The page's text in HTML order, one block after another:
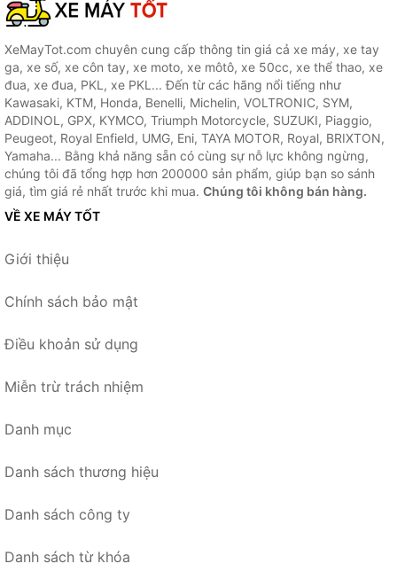
XeMayTot.com chuyên cung cấp thông tin giá cả xe máy, xe tay
ga, xe số, xe côn tay, xe moto, xe môtô, xe 50cc, xe thể thao, xe
đua, xe đua, PKL, xe PKL... Đến từ các hãng nổi tiếng như
Kawasaki, KTM, Honda, Benelli, Michelin, VOLTRONIC, SYM,
ADDINOL, GPX, KYMCO, Triumph Motorcycle, SUZUKI, Piaggio,
Peugeot, Royal Enfield, UMG, Eni, TAYA MOTOR, Royal, BRIXTON,
Yamaha... Bằng khả năng sẵn có cùng sự nỗ lực không ngừng,
chúng tôi đã tổng hợp hơn 200000 sản phẩm, giúp bạn so sánh
giá, tìm giá rẻ nhất trước khi mua. Chúng tôi không bán hàng.
VỀ XE MÁY TỐT
Giới thiệu
Chính sách bảo mật
Điều khoản sử dụng
Miễn trừ trách nhiệm
Danh mục
Danh sách thương hiệu
Danh sách công ty
Danh sách từ khóa